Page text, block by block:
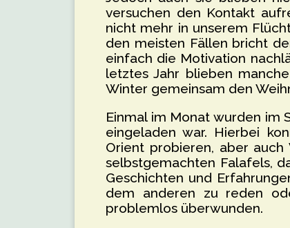
versuchen den Kontakt
nicht mehr in unserem
den meisten Fällen bricht
einfach die Motivation
letztes Jahr blieben
Winter gemeinsam den
Einmal im Monat wurden im
eingeladen war. Hierbei
Orient probieren, aber
selbstgemachten Falafels,
Geschichten und
dem anderen zu reden
problemlos überwunden.